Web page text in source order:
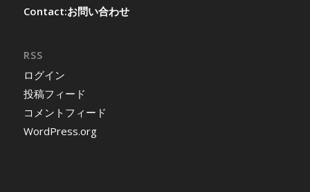
Contact:お問い合わせ
RSS
ログイン
投稿フィード
コメントフィード
WordPress.org